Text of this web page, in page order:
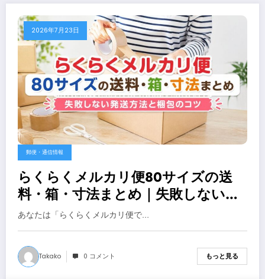
2026年7月23日
郵便・通信情報
らくらくメルカリ便80サイズの送
料・箱・寸法まとめ｜失敗しない発
送方法と梱包のコツ
あなたは「らくらくメルカリ便で…
Takako 0 コメント もっと見る